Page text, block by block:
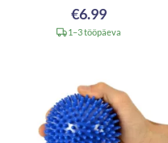
€6.99
1–3 tööpäeva